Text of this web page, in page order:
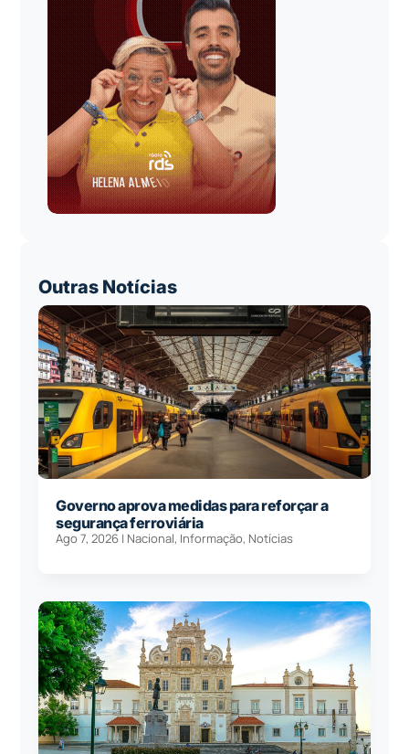
Outras Notícias
Governo aprova medidas para reforçar a
segurança ferroviária
Ago 7, 2026 | Nacional, Informação, Notícias